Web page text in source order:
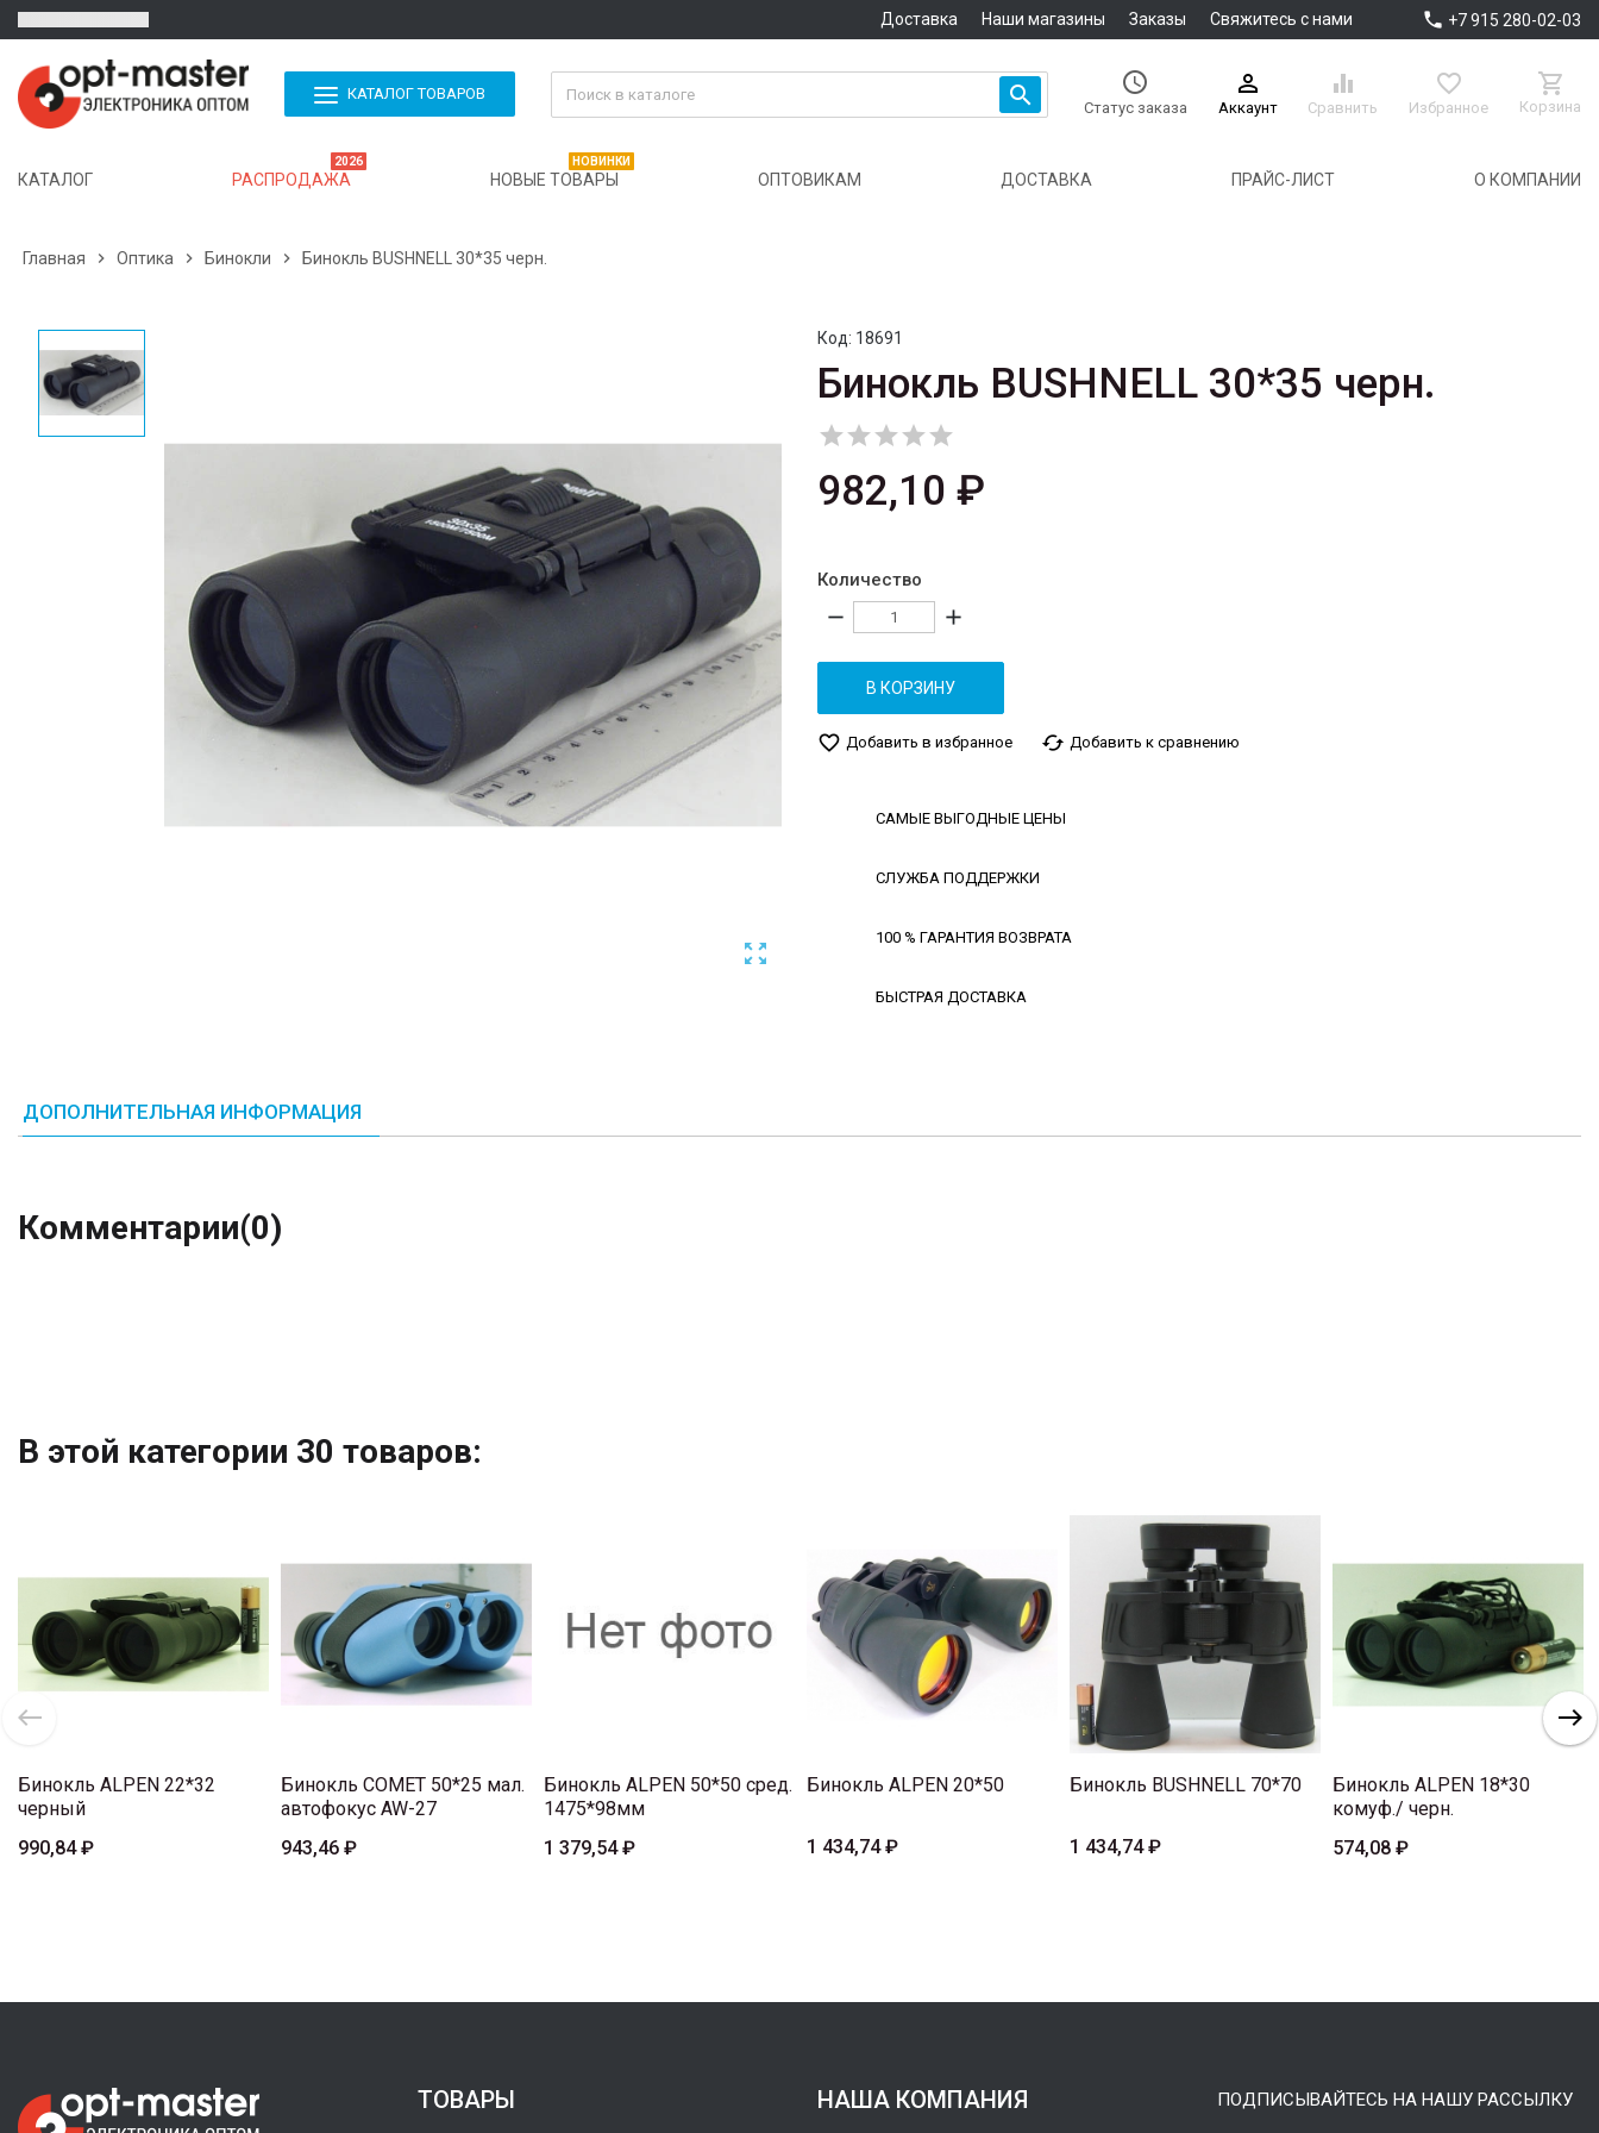
Доставка Наши магазины Заказы Свяжитесь с нами  +7 915 280-02-03
КАТАЛОГ ТОВАРОВ  
Статус заказа

Аккаунт

Сравнить

Избранное

Корзина
КАТАЛОГ РАСПРОДАЖА
2026
НОВЫЕ ТОВАРЫ
НОВИНКИ
ОПТОВИКАМ ДОСТАВКА ПРАЙС-ЛИСТ О КОМПАНИИ
Главная  Оптика  Бинокли  Бинокль BUSHNELL 30*35 черн.

Код: 18691
Бинокль BUSHNELL 30*35 черн.

982,10 ₽
Количество
remove add
В КОРЗИНУ
favorite_border Добавить в избранное cached Добавить к сравнению
САМЫЕ ВЫГОДНЫЕ ЦЕНЫ
СЛУЖБА ПОДДЕРЖКИ
100 % ГАРАНТИЯ ВОЗВРАТА
БЫСТРАЯ ДОСТАВКА
ДОПОЛНИТЕЛЬНАЯ ИНФОРМАЦИЯ
Комментарии(0)
В этой категории 30 товаров:
Бинокль ALPEN 22*32
черный
990,84 ₽
Бинокль COMET 50*25 мал.
автофокус AW-27
943,46 ₽
Бинокль ALPEN 50*50 сред.
1475*98мм
1 379,54 ₽
Бинокль ALPEN 20*50
1 434,74 ₽
Бинокль BUSHNELL 70*70
1 434,74 ₽
Бинокль ALPEN 18*30
комуф./ черн.
574,08 ₽
ТОВАРЫ НАША КОМПАНИЯ ПОДПИСЫВАЙТЕСЬ НА НАШУ РАССЫЛКУ